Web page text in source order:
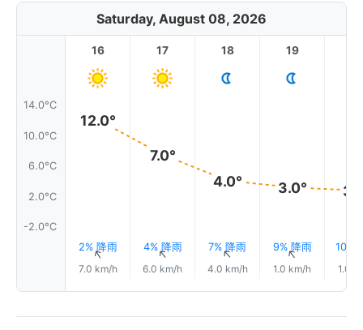
Saturday, August 08, 2026
14.0°C
10.0°C
6.0°C
2.0°C
-2.0°C
16
12.0°
2% 降雨
↑
7.0 km/h
17
7.0°
4% 降雨
↑
6.0 km/h
18
4.0°
7% 降雨
↑
4.0 km/h
19
3.0°
9% 降雨
↑
1.0 km/h
10%
1.0